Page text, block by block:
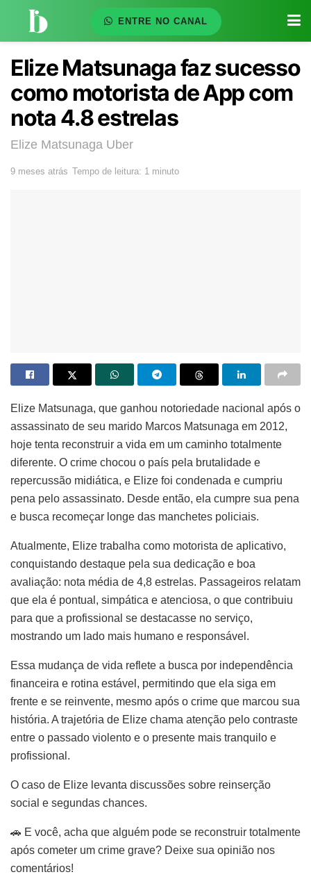
ENTRE NO CANAL
Elize Matsunaga faz sucesso
como motorista de App com
nota 4.8 estrelas
Elize Matsunaga Uber
9 meses atrás Tempo de leitura: 1 minuto
Elize Matsunaga, que ganhou notoriedade nacional após o
assassinato de seu marido Marcos Matsunaga em 2012,
hoje tenta reconstruir a vida em um caminho totalmente
diferente. O crime chocou o país pela brutalidade e
repercussão midiática, e Elize foi condenada e cumpriu
pena pelo assassinato. Desde então, ela cumpre sua pena
e busca recomeçar longe das manchetes policiais.
Atualmente, Elize trabalha como motorista de aplicativo,
conquistando destaque pela sua dedicação e boa
avaliação: nota média de 4,8 estrelas. Passageiros relatam
que ela é pontual, simpática e atenciosa, o que contribuiu
para que a profissional se destacasse no serviço,
mostrando um lado mais humano e responsável.
Essa mudança de vida reflete a busca por independência
financeira e rotina estável, permitindo que ela siga em
frente e se reinvente, mesmo após o crime que marcou sua
história. A trajetória de Elize chama atenção pelo contraste
entre o passado violento e o presente mais tranquilo e
profissional.
O caso de Elize levanta discussões sobre reinserção
social e segundas chances.
🚗 E você, acha que alguém pode se reconstruir totalmente
após cometer um crime grave? Deixe sua opinião nos
comentários!